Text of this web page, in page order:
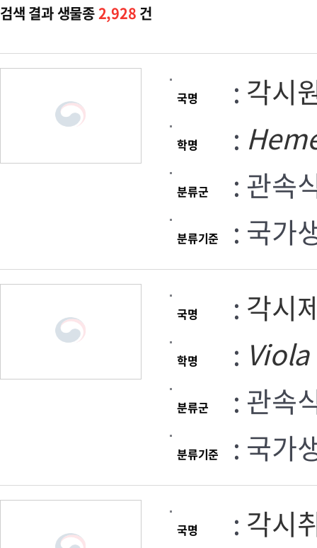
검색 결과 생물종2,928 건
국명 : 각시
학명 :
분류군 : 관속
분류기준 : 국가
국명 : 각시
학명 : Viola
분류군 : 관속
분류기준 : 국가
국명 : 각시